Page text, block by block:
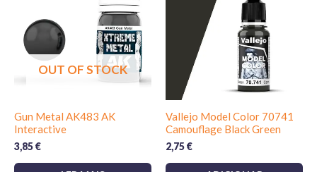
OUT OF STOCK
Gun Metal AK483 AK
Interactive
3,85€
Vallejo Model Color 70741
Camouflage Black Green
2,75€